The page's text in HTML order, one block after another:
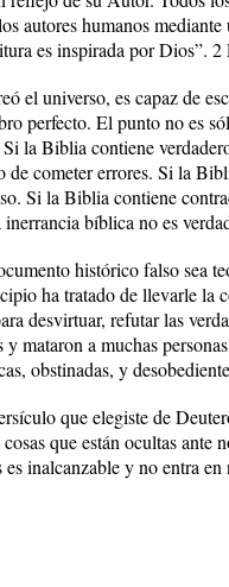
autores humanos
es inspirada por Dios”. 2
el universo, es capaz de
perfecto. El punto no es
la Biblia contiene
cometer errores. Si la
Si la Biblia contiene
bíblica no es
histórico falso sea
ha tratado de llevarle la
desvirtuar, refutar las
mataron a muchas
obstinadas, y
que elegiste de
que están ocultas ante
inalcanzable y no entra